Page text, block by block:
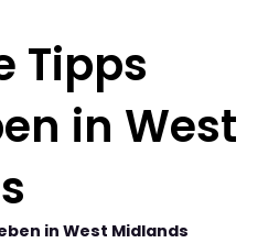
Tipps
in West
in West Midlands